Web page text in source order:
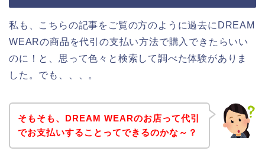
私も、こちらの記事をご覧の方のように過去にDREAM
WEARの商品を代引の支払い方法で購入できたらいい
のに！と、思って色々と検索して調べた体験がありま
した。でも、、、。
そもそも、DREAM WEARのお店って代引
でお支払いすることってできるのかな～？